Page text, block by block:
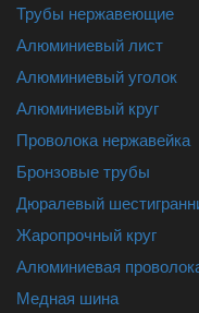
Трубы нержавеющие
Алюминиевый лист
Алюминиевый уголок
Алюминиевый круг
Проволока нержавейка
Бронзовые трубы
Дюралевый
Жаропрочный круг
Алюминиевая
Медная шина